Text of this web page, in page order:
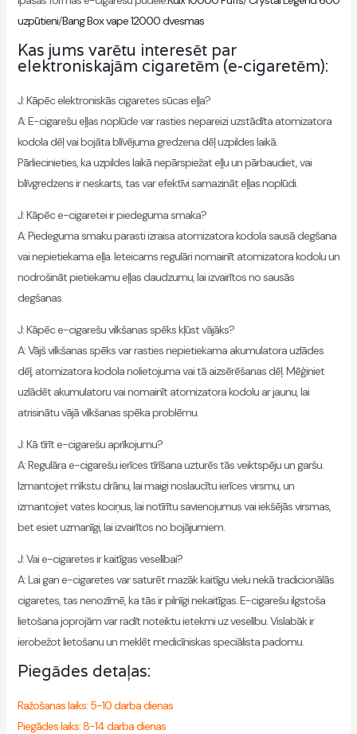
uzpūtieni/Bang Box vape 12000 dvesmas
Kas jums varētu interesēt par
elektroniskajām cigaretēm (e-cigaretēm):
J: Kāpēc elektroniskās cigaretes sūcas eļļa?
A: E-cigarešu eļļas noplūde var rasties nepareizi uzstādīta atomizatora
kodola dēļ vai bojāta blīvējuma gredzena dēļ uzpildes laikā.
Pārliecinieties, ka uzpildes laikā nepārspiežat eļļu un pārbaudiet, vai
blīvgredzens ir neskarts, tas var efektīvi samazināt eļļas noplūdi.
J: Kāpēc e-cigaretei ir piedeguma smaka?
A: Piedeguma smaku parasti izraisa atomizatora kodola sausā degšana
vai nepietiekama eļļa. Ieteicams regulāri nomainīt atomizatora kodolu un
nodrošināt pietiekamu eļļas daudzumu, lai izvairītos no sausās
degšanas.
J: Kāpēc e-cigarešu vilkšanas spēks kļūst vājāks?
A: Vājš vilkšanas spēks var rasties nepietiekama akumulatora uzlādes
dēļ, atomizatora kodola nolietojuma vai tā aizsērēšanas dēļ. Mēģiniet
uzlādēt akumulatoru vai nomainīt atomizatora kodolu ar jaunu, lai
atrisinātu vājā vilkšanas spēka problēmu.
J: Kā tīrīt e-cigarešu aprīkojumu?
A: Regulāra e-cigarešu ierīces tīrīšana uzturēs tās veiktspēju un garšu.
Izmantojiet mīkstu drānu, lai maigi noslaucītu ierīces virsmu, un
izmantojiet vates kociņus, lai notīrītu savienojumus vai iekšējās virsmas,
bet esiet uzmanīgi, lai izvairītos no bojājumiem.
J: Vai e-cigaretes ir kaitīgas veselībai?
A: Lai gan e-cigaretes var saturēt mazāk kaitīgu vielu nekā tradicionālās
cigaretes, tas nenozīmē, ka tās ir pilnīgi nekaitīgas. E-cigarešu ilgstoša
lietošana joprojām var radīt noteiktu ietekmi uz veselību. Vislabāk ir
ierobežot lietošanu un meklēt medicīniskas speciālista padomu.
Piegādes detaļas:
Ražošanas laiks: 5-10 darba dienas
Piegādes laiks: 8-14 darba dienas